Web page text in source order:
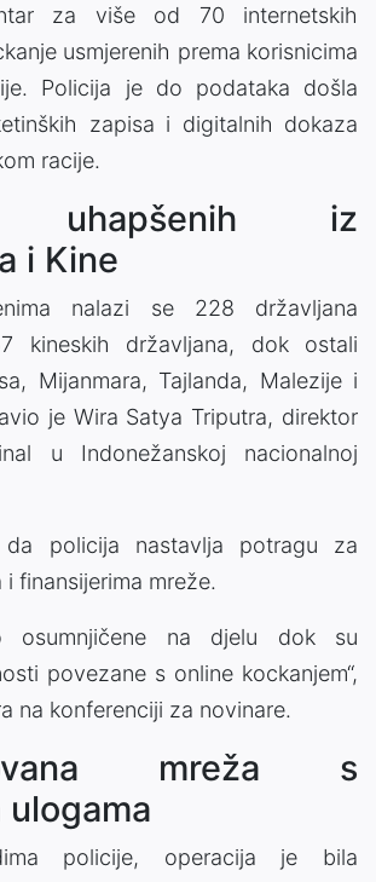
za više od 70 internetskih
usmjerenih prema korisnicima
Policija je do podataka došla
zapisa i digitalnih dokaza
racije.
uhapšenih iz
i Kine
nalazi se 228 državljana
kineskih državljana, dok ostali
Mijanmara, Tajlanda, Malezije i
je Wira Satya Triputra, direktor
u Indonežanskoj nacionalnoj
policija nastavlja potragu za
finansijerima mreže.
osumnjičene na djelu dok su
povezane s online kockanjem“,
na konferenciji za novinare.
mreža s
policije, operacija je bila